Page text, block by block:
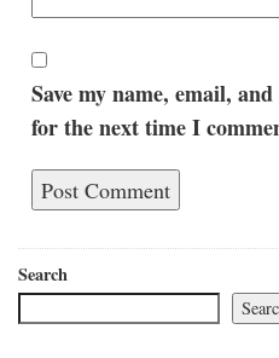
Save my name, email,
for the next time I
Search